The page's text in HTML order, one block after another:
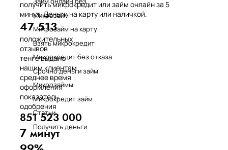
Микрозайм
Микрозайм на карту
Взять микрокредит
Микрокредит без отказа
Срочно деньги займ
Микрозаймы
Микрокредит займ
Статьи
Получить деньги
получить микрокредит или займ онлайн за 5
минут. Деньги на карту или наличкой.
47 513
положительных
отзывов
тенге выдано
нашим клиентам
среднее время
оформления
показатель
одобрения
851 523 000
7 минут